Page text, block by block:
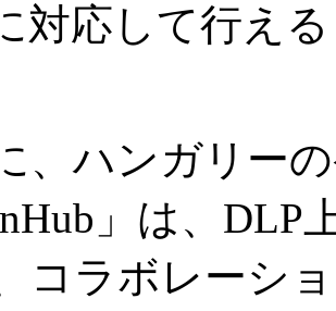
対応して行え
、ハンガリー
」は、
コラボレーシ